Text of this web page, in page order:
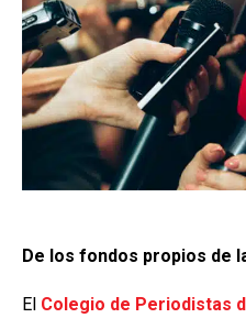
De los fondos propios de
El Colegio de Periodistas